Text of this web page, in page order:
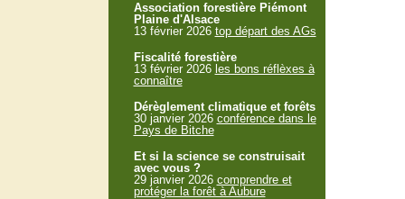
Association forestière Piémont
Plaine d'Alsace
13 février 2026 top départ des AGs
Fiscalité forestière
13 février 2026 les bons réflèxes à
connaître
Dérèglement climatique et forêts
30 janvier 2026 conférence dans le
Pays de Bitche
Et si la science se construisait
avec vous ?
29 janvier 2026 comprendre et
protéger la forêt à Aubure